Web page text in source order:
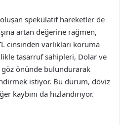
spekülatif hareketler de
artan değerine rağmen,
cinsinden varlıkları koruma
tasarruf sahipleri, Dolar ve
göz önünde bulundurarak
istiyor. Bu durum, döviz
kaybını da hızlandırıyor.